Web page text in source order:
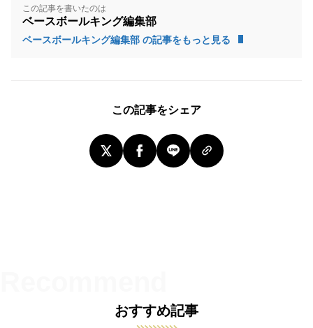
この記事を書いたのは
ベースボールキング編集部
ベースボールキング編集部 の記事をもっと見る
この記事をシェア
おすすめ記事